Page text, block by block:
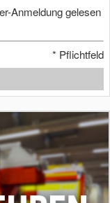
Anmeldung gelesen
* Pflichtfeld